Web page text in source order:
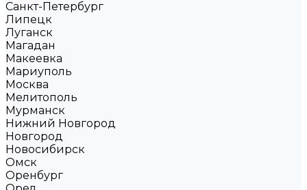
Санкт-Петербург
Липецк
Луганск
Магадан
Макеевка
Мариуполь
Москва
Мелитополь
Мурманск
Нижний Новгород
Новгород
Новосибирск
Омск
Оренбург